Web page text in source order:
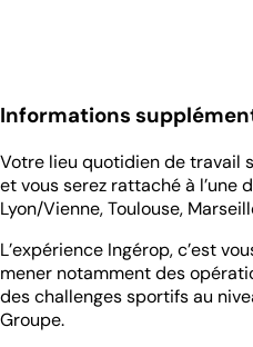
Informations
Votre lieu quotidien de travail
et vous serez rattaché à l’une
Lyon/Vienne, Toulouse,
L’expérience Ingérop, c’est
mener notamment des
des challenges sportifs au
Groupe.